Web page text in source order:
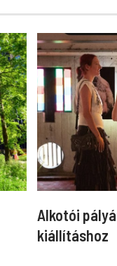
Alkotói
kiállításhoz